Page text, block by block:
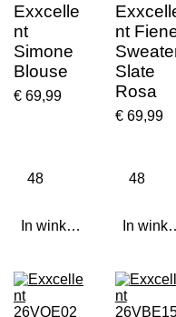
Exxcelle
nt
Simone
Blouse
€ 69,99
In winkelwagen
nt
Slate
Rosa
€ 69,99
In